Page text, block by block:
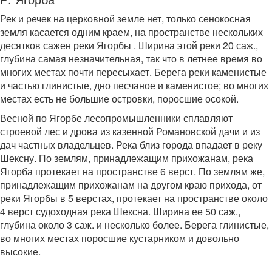
Рек и речек на церковной земле нет, только сенокосная
земля касается одним краем, на пространстве нескольких
десятков сажен реки Ягорбы . Ширина этой реки 20 саж.,
глубина самая незначительная, так что в летнее время во
многих местах почти пересыхает. Берега реки каменистые
и частью глинистые, дно песчаное и каменистое; во многих
местах есть не большие островки, поросшие осокой.
Весной по Ягорбе лесопромышленники сплавляют
строевой лес и дрова из казенной Романовской дачи и из
дач частных владельцев. Река близ города впадает в реку
Шексну. По землям, принадлежащим прихожанам, река
Ягорба протекает на пространстве 6 верст. По землям же,
принадлежащим прихожанам на другом краю прихода, от
реки Ягорбы в 5 верстах, протекает на пространстве около
4 верст судоходная река Шексна. Ширина ее 50 саж.,
глубина около 3 саж. и несколько более. Берега глинистые,
во многих местах поросшие кустарником и довольно
высокие.